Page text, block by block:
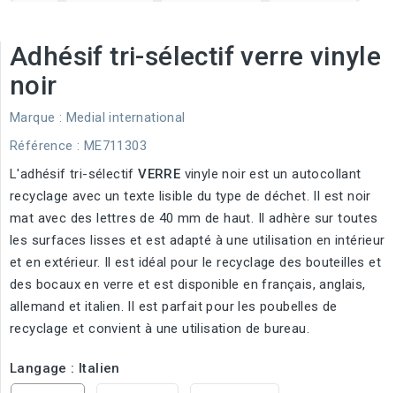
Adhésif tri-sélectif verre vinyle
noir
Marque : Medial international
Référence : ME711303
L'adhésif tri-sélectifVERRE vinyle noir est un autocollant
recyclage avec un texte lisible du type de déchet. Il est noir
mat avec des lettres de 40 mm de haut. Il adhère sur toutes
les surfaces lisses et est adapté à une utilisation en intérieur
et en extérieur. Il est idéal pour le recyclage des bouteilles et
des bocaux en verre et est disponible en français, anglais,
allemand et italien. Il est parfait pour les poubelles de
recyclage et convient à une utilisation de bureau.
Langage : Italien